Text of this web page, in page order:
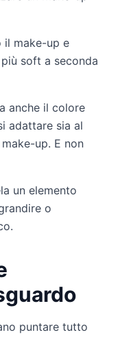
il make-up e
soft a seconda
anche il colore
adattare sia al
up. E non
un elemento
o
puntare tutto